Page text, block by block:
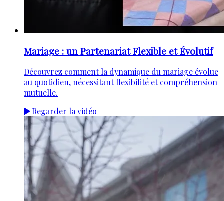
Mariage : un Partenariat Flexible et Évolutif
Découvrez comment la dynamique du mariage évolue
au quotidien, nécessitant flexibilité et compréhension
mutuelle.
Regarder la vidéo